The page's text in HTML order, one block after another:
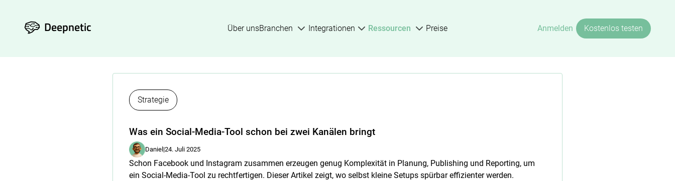
Deepnetic Über unsBranchen Integrationen Ressourcen Preise Anmelden Kostenlos testen
Strategie
Was ein Social-Media-Tool schon bei zwei Kanälen bringt
Daniel |24. Juli 2025
Schon Facebook und Instagram zusammen erzeugen genug Komplexität in Planung, Publishing und Reporting, um
ein Social-Media-Tool zu rechtfertigen. Dieser Artikel zeigt, wo selbst kleine Setups spürbar effizienter werden.